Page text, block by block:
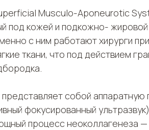
Musculo-Aponeurotic
под кожей и подкожно- жировой
с ним работают хирурги
ткани, что под действием
представляет собой
фокусированный
процесс неоколлагенеза